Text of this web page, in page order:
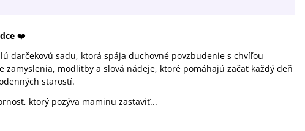
❤️
darčekovú sadu, ktorá spája duchovné povzbudenie s chvíľou
zamyslenia, modlitby a slová nádeje, ktoré pomáhajú začať každý deň
starostí.
ktorý pozýva maminu zastaviť...